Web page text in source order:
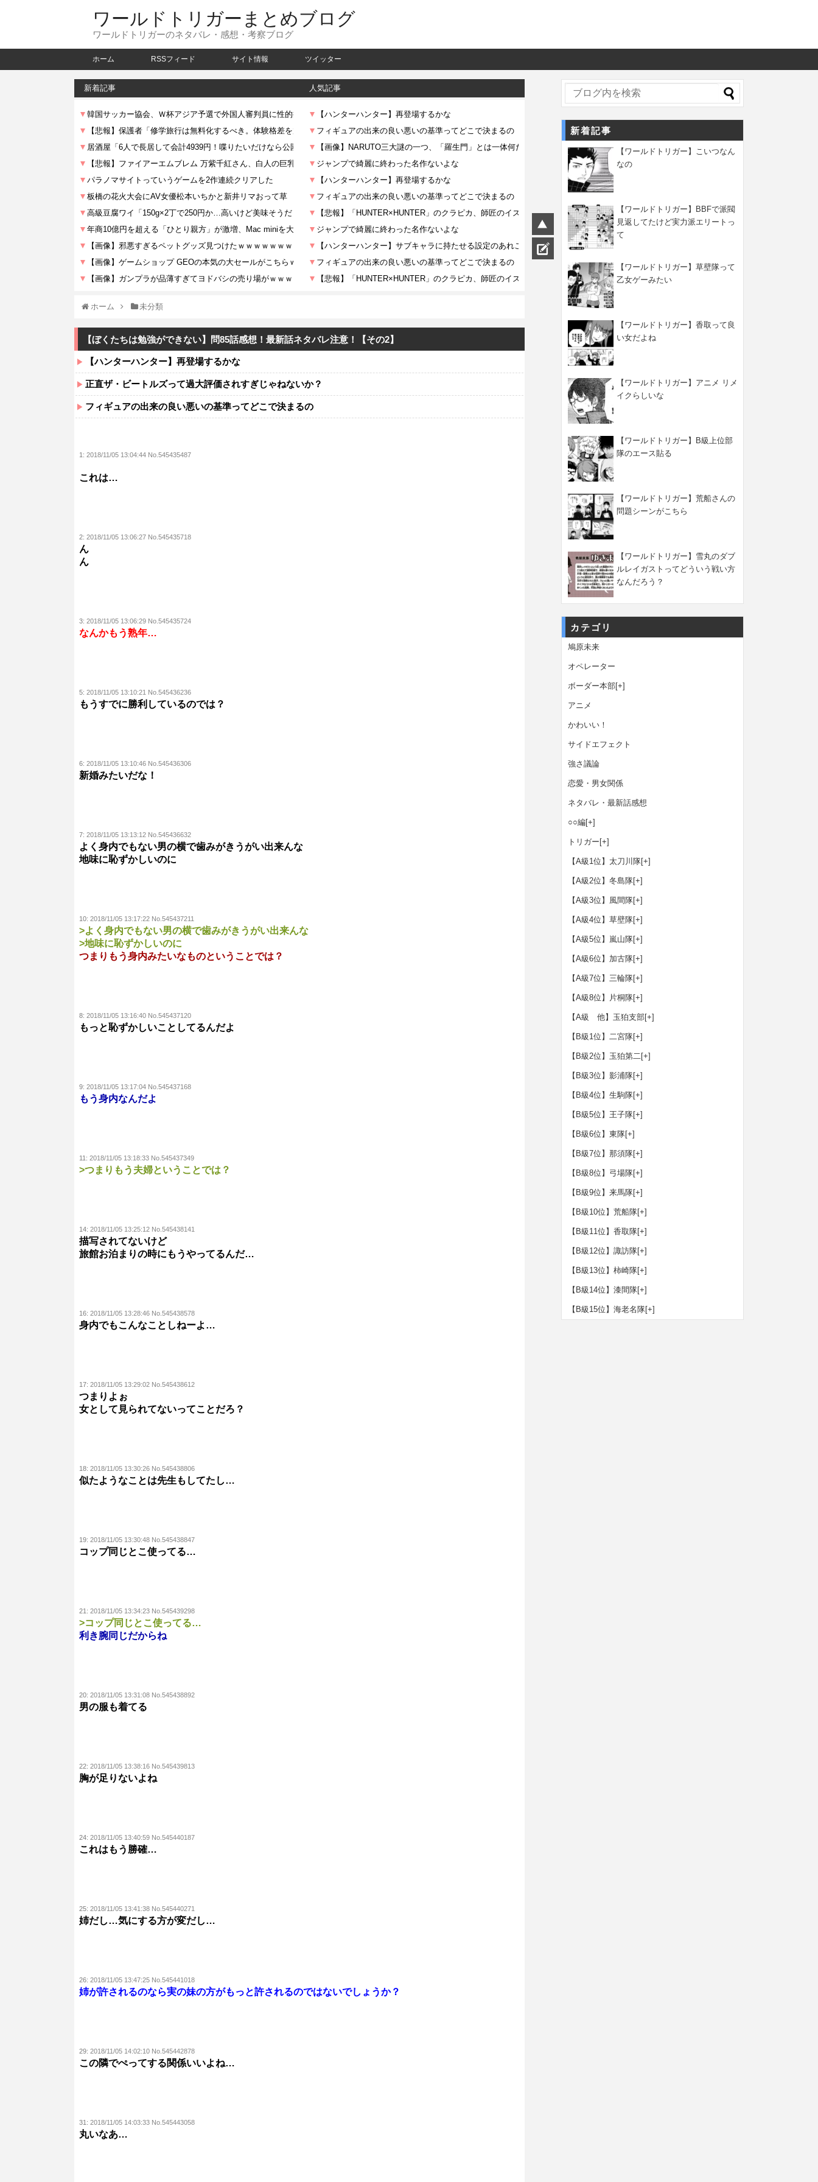
ワールドトリガーまとめブログ
ワールドトリガーのネタバレ・感想・考察ブログ
ホーム RSSフィード サイト情報 ツイッター
新着記事 人気記事
ホーム 未分類
【ぼくたちは勉強ができない】問85話感想！最新話ネタバレ注意！【その2】
【ハンターハンター】再登場するかな
正直ザ・ビートルズって過大評価されすぎじゃねないか？
フィギュアの出来の良い悪いの基準ってどこで決まるの
1: 2018/11/05 13:04:44 No.545435487
これは…
2: 2018/11/05 13:06:27 No.545435718
ん
ん
3: 2018/11/05 13:06:29 No.545435724
なんかもう熟年…
5: 2018/11/05 13:10:21 No.545436236
もうすでに勝利しているのでは？
6: 2018/11/05 13:10:46 No.545436306
新婚みたいだな！
7: 2018/11/05 13:13:12 No.545436632
よく身内でもない男の横で歯みがきうがい出来んな
地味に恥ずかしいのに
10: 2018/11/05 13:17:22 No.545437211
>よく身内でもない男の横で歯みがきうがい出来んな
>地味に恥ずかしいのに
つまりもう身内みたいなものということでは？
8: 2018/11/05 13:16:40 No.545437120
もっと恥ずかしいことしてるんだよ
9: 2018/11/05 13:17:04 No.545437168
もう身内なんだよ
11: 2018/11/05 13:18:33 No.545437349
>つまりもう夫婦ということでは？
14: 2018/11/05 13:25:12 No.545438141
描写されてないけど
旅館お泊まりの時にもうやってるんだ…
16: 2018/11/05 13:28:46 No.545438578
身内でもこんなことしねーよ…
17: 2018/11/05 13:29:02 No.545438612
つまりよぉ
女として見られてないってことだろ？
18: 2018/11/05 13:30:26 No.545438806
似たようなことは先生もしてたし…
19: 2018/11/05 13:30:48 No.545438847
コップ同じとこ使ってる…
21: 2018/11/05 13:34:23 No.545439298
>コップ同じとこ使ってる…
利き腕同じだからね
20: 2018/11/05 13:31:08 No.545438892
男の服も着てる
22: 2018/11/05 13:38:16 No.545439813
胸が足りないよね
24: 2018/11/05 13:40:59 No.545440187
これはもう勝確…
25: 2018/11/05 13:41:38 No.545440271
姉だし…気にする方が変だし…
26: 2018/11/05 13:47:25 No.545441018
姉が許されるのなら実の妹の方がもっと許されるのではないでしょうか？
29: 2018/11/05 14:02:10 No.545442878
この隣でぺってする関係いいよね…
31: 2018/11/05 14:03:33 No.545443058
丸いなあ…
新着記事
【ワールドトリガー】こいつなん
なの
【ワールドトリガー】BBFで派閥
見返してたけど実力派エリートっ
て
【ワールドトリガー】草壁隊って
乙女ゲーみたい
【ワールドトリガー】香取って良
い女だよね
【ワールドトリガー】アニメ リメ
イクらしいな
【ワールドトリガー】B級上位部
隊のエース貼る
【ワールドトリガー】荒船さんの
問題シーンがこちら
【ワールドトリガー】雪丸のダブ
ルレイガストってどういう戦い方
なんだろう？
カテゴリ
鳩原未来
オペレーター
ボーダー本部[+]
アニメ
かわいい！
サイドエフェクト
強さ議論
恋愛・男女関係
ネタバレ・最新話感想
○○編[+]
トリガー [+]
【A級1位】太刀川隊[+]
【A級2位】冬島隊[+]
【A級3位】風間隊[+]
【A級4位】草壁隊[+]
【A級5位】嵐山隊[+]
【A級6位】加古隊[+]
【A級7位】三輪隊[+]
【A級8位】片桐隊[+]
【A級 他】玉狛支部[+]
【B級1位】二宮隊[+]
【B級2位】玉狛第二[+]
【B級3位】影浦隊[+]
【B級4位】生駒隊[+]
【B級5位】王子隊[+]
【B級6位】東隊[+]
【B級7位】那須隊[+]
【B級8位】弓場隊[+]
【B級9位】来馬隊[+]
【B級10位】荒船隊[+]
【B級11位】香取隊[+]
【B級12位】諏訪隊[+]
【B級13位】柿崎隊[+]
【B級14位】漆間隊[+]
【B級15位】海老名隊[+]